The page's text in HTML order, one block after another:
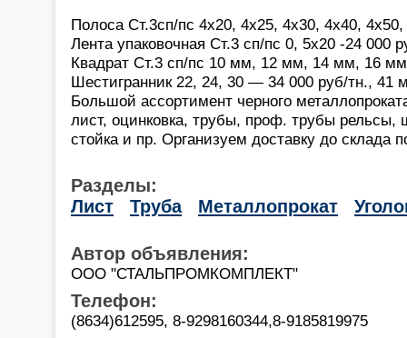
Полоса Ст.3сп/пс 4х20, 4х25, 4х30, 4х40,
Лента упаковочная Ст.3 сп/пс 0, 5х20 -24 000
Квадрат Ст.3 сп/пс 10 мм, 12 мм, 14 мм, 16
Шестигранник 22, 24, 30 — 34 000 руб/тн., 41
Большой ассортимент черного
лист, оцинковка, трубы, проф. трубы рельсы,
стойка и пр. Организуем доставку до склада
Разделы:
Лист
Труба Металлопрокат
Автор объявления:
ООО "СТАЛЬПРОМКОМПЛЕКТ"
Телефон:
(8634)612595, 8-9298160344,8-9185819975